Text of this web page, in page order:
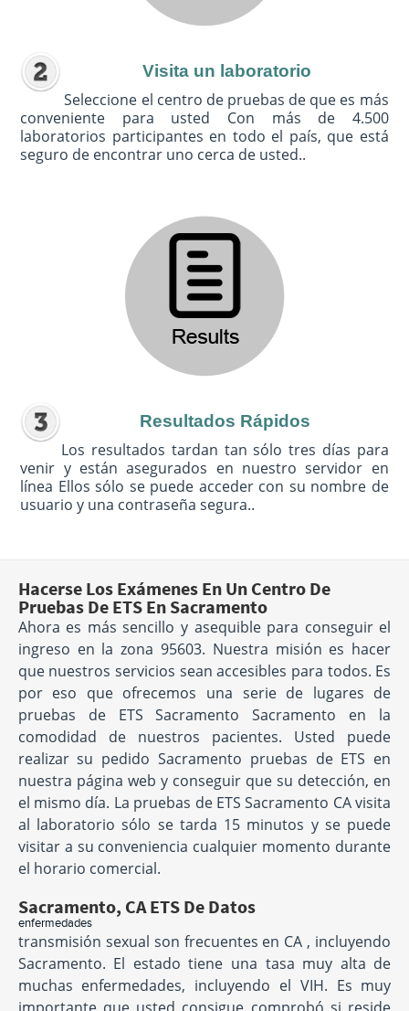
Visita un laboratorio
Seleccione el centro de pruebas de que es más
conveniente para usted Con más de 4.500
laboratorios participantes en todo el país, que está
seguro de encontrar uno cerca de usted..
Resultados Rápidos
Los resultados tardan tan sólo tres días para
venir y están asegurados en nuestro servidor en
línea Ellos sólo se puede acceder con su nombre de
usuario y una contraseña segura..
Hacerse Los Exámenes En Un Centro De
Pruebas De ETS En Sacramento
Ahora es más sencillo y asequible para conseguir el
ingreso en la zona 95603. Nuestra misión es hacer
que nuestros servicios sean accesibles para todos. Es
por eso que ofrecemos una serie de lugares de
pruebas de ETS Sacramento Sacramento en la
comodidad de nuestros pacientes. Usted puede
realizar su pedido Sacramento pruebas de ETS en
nuestra página web y conseguir que su detección, en
el mismo día. La pruebas de ETS Sacramento CA visita
al laboratorio sólo se tarda 15 minutos y se puede
visitar a su conveniencia cualquier momento durante
el horario comercial.
Sacramento, CA ETS De Datos
enfermedades
transmisión sexual son frecuentes en CA , incluyendo
Sacramento. El estado tiene una tasa muy alta de
muchas enfermedades, incluyendo el VIH. Es muy